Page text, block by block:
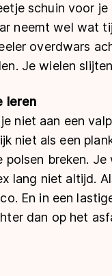
schuin voor
neemt wel wat
overdwars
Je wielen
leren
niet aan een
niet als een
polsen breken.
lang niet altijd.
En in een
dan op het